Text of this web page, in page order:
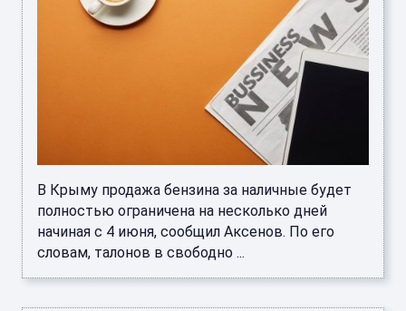
В Крыму продажа бензина за наличные будет
полностью ограничена на несколько дней
начиная с 4 июня, сообщил Аксенов. По его
словам, талонов в свободно ...